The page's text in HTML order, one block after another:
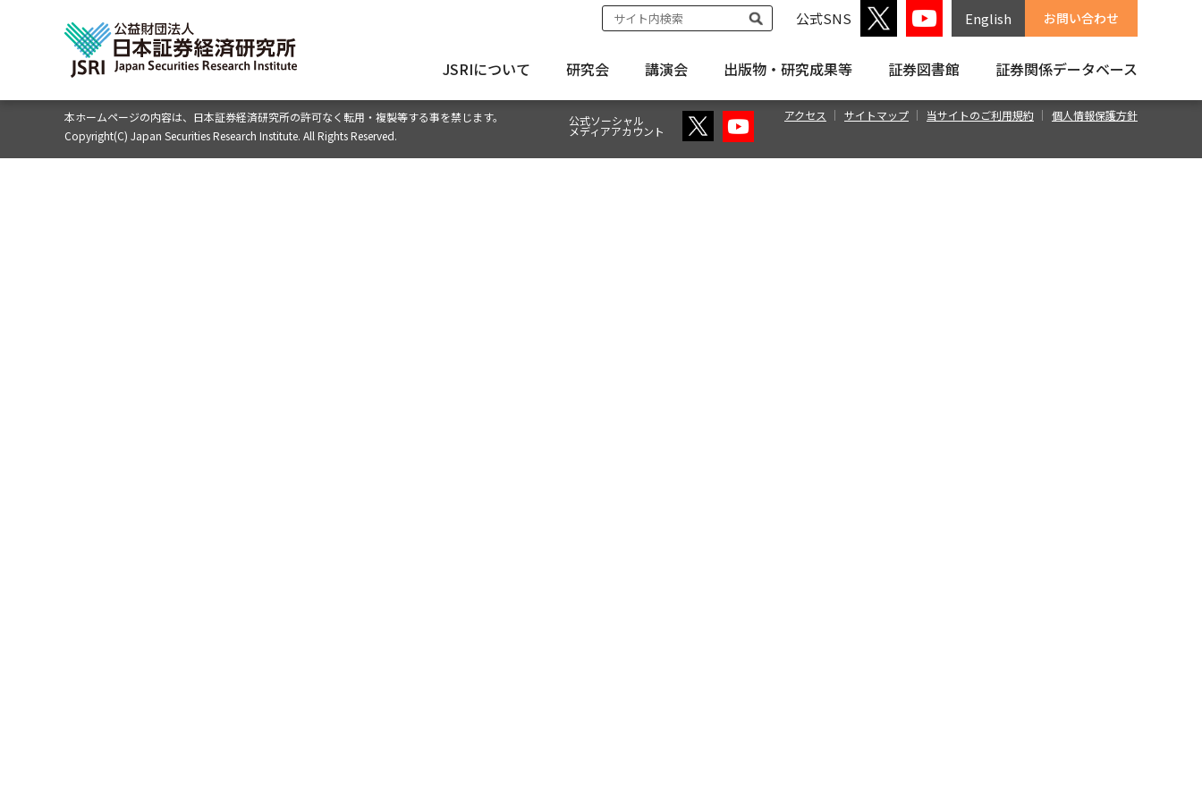
公式SNS English お問い合わせ
JSRIについて 研究会 講演会 出版物・ 研究成果等 証券図書館 証券関係データベース
アクセス サイトマップ 当サイトのご利用規約 個人情報保護方針
公式ソーシャル
メディアアカウント
本ホームページの内容は、 日本証券経済研究所の許可なく転用・複製等する事を禁じます。
Copyright(C) Japan Securities Research Institute. All Rights Reserved.